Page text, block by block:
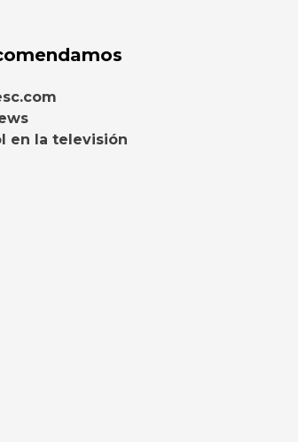
en la televisión